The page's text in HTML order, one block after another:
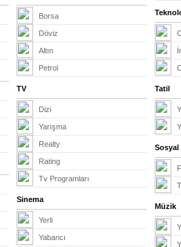
Borsa
Döviz
Altın
Petrol
TV
Dizi
Yarışma
Realty
Rating
Tv Programları
Sinema
Yerli
Yabancı
Tatil
Sosyal
Müzik